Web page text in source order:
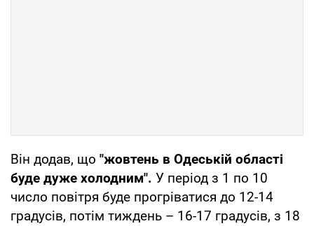
Він додав, що "жовтень в Одеській області
буде дуже холодним". У період з 1 по 10
число повітря буде прогріватися до 12-14
градусів, потім тиждень – 16-17 градусів, з 18